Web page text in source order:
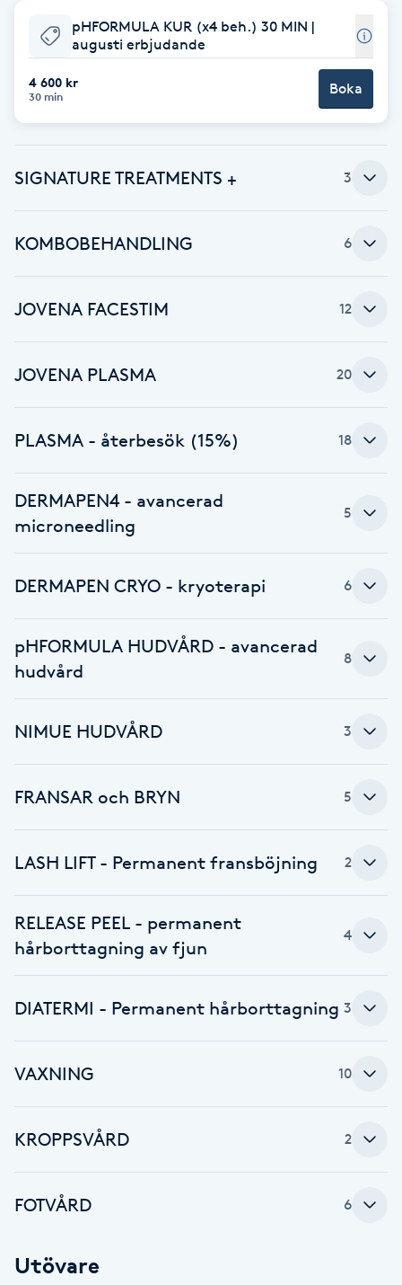
Babylights
Balayage
Barber
Barnklippning
Bottenfärg
Brynformning
Brynplockning
Bröllopsuppsättning
C
Celluliter
Cryoterapi
Dermapen
Diamantslipning
E
Extensions
Eyeliner-tatuering
Face framing
pHFORMULA KUR (x4 beh.) 30 MIN |
augusti erbjudande
4 600 kr
30 min Boka
SIGNATURE TREATMENTS + 3
KOMBOBEHANDLING 6
JOVENA FACESTIM 12
JOVENA PLASMA 20
PLASMA - återbesök (15%) 18
DERMAPEN4 - avancerad
microneedling
5
DERMAPEN CRYO - kryoterapi 6
pHFORMULA HUDVÅRD - avancerad
hudvård
8
NIMUE HUDVÅRD 3
FRANSAR och BRYN 5
LASH LIFT - Permanent fransböjning 2
RELEASE PEEL - permanent
hårborttagning av fjun
4
DIATERMI - Permanent hårborttagning 3
VAXNING 10
KROPPSVÅRD 2
FOTVÅRD 6
Utövare